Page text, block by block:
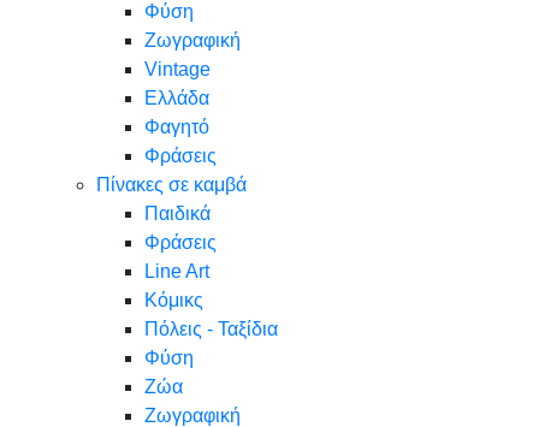
Φύση
Ζωγραφική
Vintage
Ελλάδα
Φαγητό
Φράσεις
Πίνακες σε καμβά
Παιδικά
Φράσεις
Line Art
Κόμικς
Πόλεις - Ταξίδια
Φύση
Ζώα
Ζωγραφική